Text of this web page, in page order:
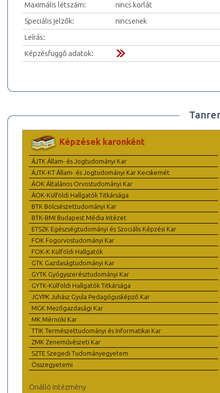
Maximális létszám:
nincs korlát
Speciális jelzők:
nincsenek
Leírás:
Képzésfüggő adatok:
Képzések karonként
ÁJTK Állam- és Jogtudományi Kar
ÁJTK-KT Állam- és Jogtudományi Kar Kecskemét
ÁOK Általános Orvostudományi Kar
ÁOK-Külföldi Hallgatók Titkársága
BTK Bölcsészettudományi Kar
BTK-BMI Budapest Média Intézet
ETSZK Egészségtudományi és Szociális Képzési Kar
FOK Fogorvostudományi Kar
FOK-K Külföldi Hallgatók
GTK Gazdaságtudományi Kar
GYTK Gyógyszerésztudományi Kar
GYTK-Külföldi Hallgatók Titkársága
JGYPK Juhász Gyula Pedagógusképző Kar
MGK Mezőgazdasági Kar
MK Mérnöki Kar
TTIK Természettudományi és Informatikai Kar
ZMK Zeneművészeti Kar
SZTE Szegedi Tudományegyetem
Összegyetemi
Önálló intézmény